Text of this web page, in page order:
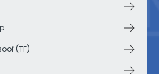
(TF)